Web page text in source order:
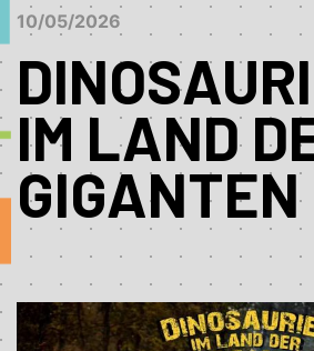
10/05/2026
IM LAND
GIGANTEN